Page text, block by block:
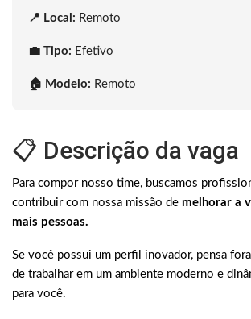
📍 Local: Remoto
💼 Tipo: Efetivo
🏠 Modelo: Remoto
📋 Descrição da vaga
Para compor nosso time, buscamos
contribuir com nossa missão de melhorar a
mais pessoas.
Se você possui um perfil inovador, pensa
de trabalhar em um ambiente moderno e
para você.